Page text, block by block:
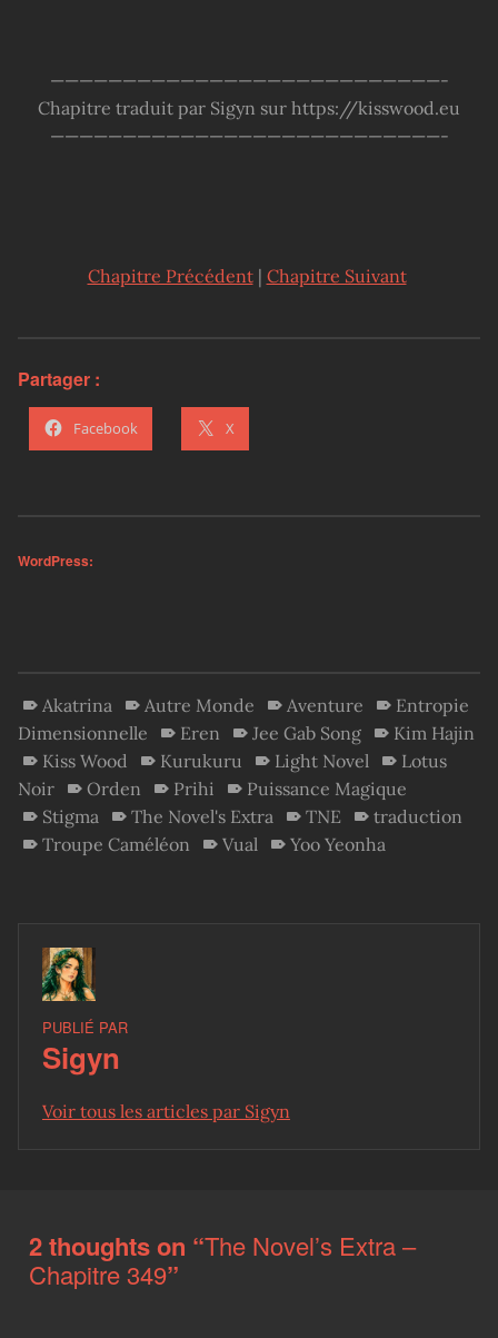
———————————————————————————-
Chapitre traduit par Sigyn sur https://kisswood.eu
———————————————————————————-
Chapitre Précédent| Chapitre Suivant
Partager :
Facebook X
WordPress:
Akatrina Autre Monde Aventure
Entropie
Dimensionnelle
Eren Jee Gab Song
Kim Hajin
Kiss Wood
Kurukuru Light Novel
Lotus
Noir
Orden Prihi
Puissance Magique
Stigma
The Novel's Extra TNE
traduction
Troupe Caméléon
Vual Yoo Yeonha
PUBLIÉ PAR
Sigyn
Voir tous les articles par Sigyn
2 thoughts on “The Novel’s Extra –
Chapitre 349”